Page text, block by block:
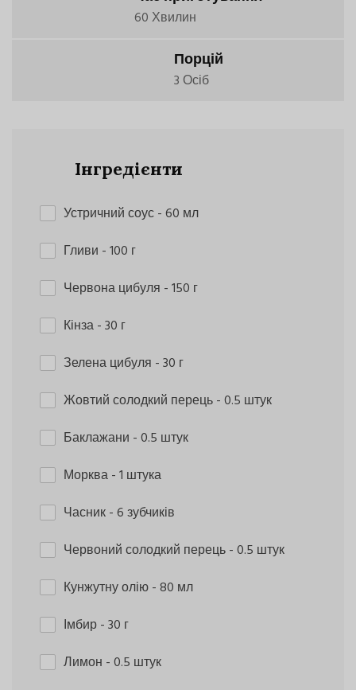
60 Хвилин
Порцій
3 Осіб
Інгредієнти
Устричний соус- 60 мл
Гливи - 100 г
Червона цибуля - 150 г
Кінза- 30 г
Зелена цибуля - 30 г
Жовтий солодкий перець- 0.5 штук
Баклажани - 0.5 штук
Морква- 1 штука
Часник- 6 зубчиків
Червоний солодкий перець- 0.5 штук
Кунжутну олію- 80 мл
Імбир- 30 г
Лимон - 0.5 штук